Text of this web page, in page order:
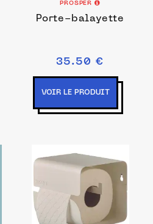
PROSPER
Porte-balayette
35.50 €
VOIR LE PRODUIT